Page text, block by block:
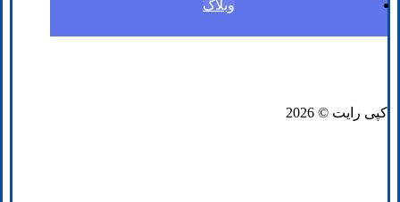
وبلاگ
کپی رایت © 2026